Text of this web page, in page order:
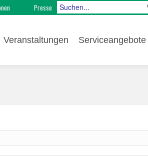
Presse
Veranstaltungen Serviceangebote